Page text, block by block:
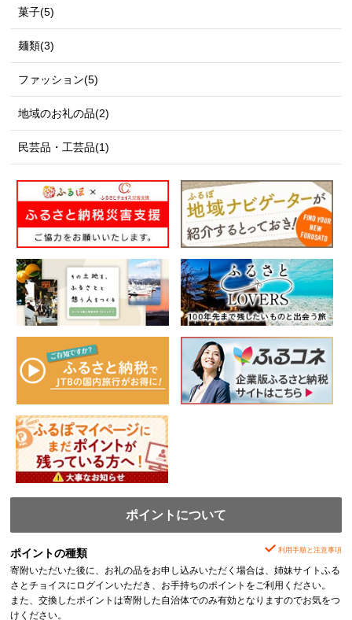
菓子(5)
麺類(3)
ファッション(5)
地域のお礼の品(2)
民芸品・工芸品(1)
ポイントについて
ポイントの種類 利用手順と注意事項
寄附いただいた後に、お礼の品をお申し込みいただく場合は、姉妹サイトふる
さとチョイスにログインいただき、お手持ちのポイントをご利用ください。
また、交換したポイントは寄附した自治体でのみ有効となりますのでお気をつ
けください。